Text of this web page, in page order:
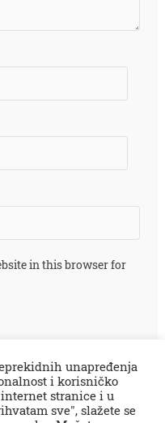
in this browser for
unapređenja
i korisničko
stranice i u
sve", slažete se